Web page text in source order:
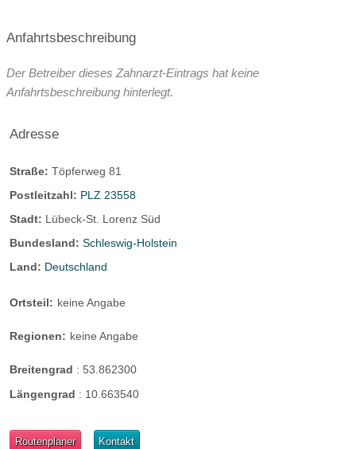
Anfahrtsbeschreibung
Der Betreiber dieses Zahnarzt-Eintrags hat keine
Anfahrtsbeschreibung hinterlegt.
Adresse
Straße: Töpferweg 81
Postleitzahl: PLZ 23558
Stadt: Lübeck-St. Lorenz Süd
Bundesland: Schleswig-Holstein
Land: Deutschland
Ortsteil: keine Angabe
Regionen: keine Angabe
Breitengrad : 53.862300
Längengrad : 10.663540
Routenplaner Kontakt